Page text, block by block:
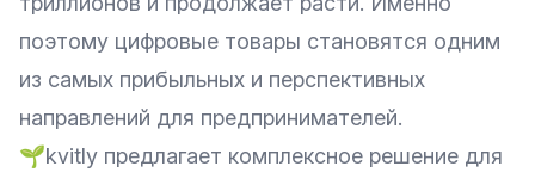
поэтому цифровые товары становятся одним
из самых прибыльных и перспективных
направлений для предпринимателей.
🌱kvitly предлагает комплексное решение для